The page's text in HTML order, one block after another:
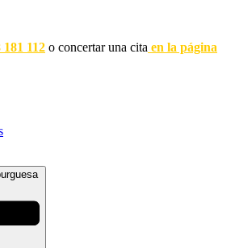
181 112 o concertar una cita en la página